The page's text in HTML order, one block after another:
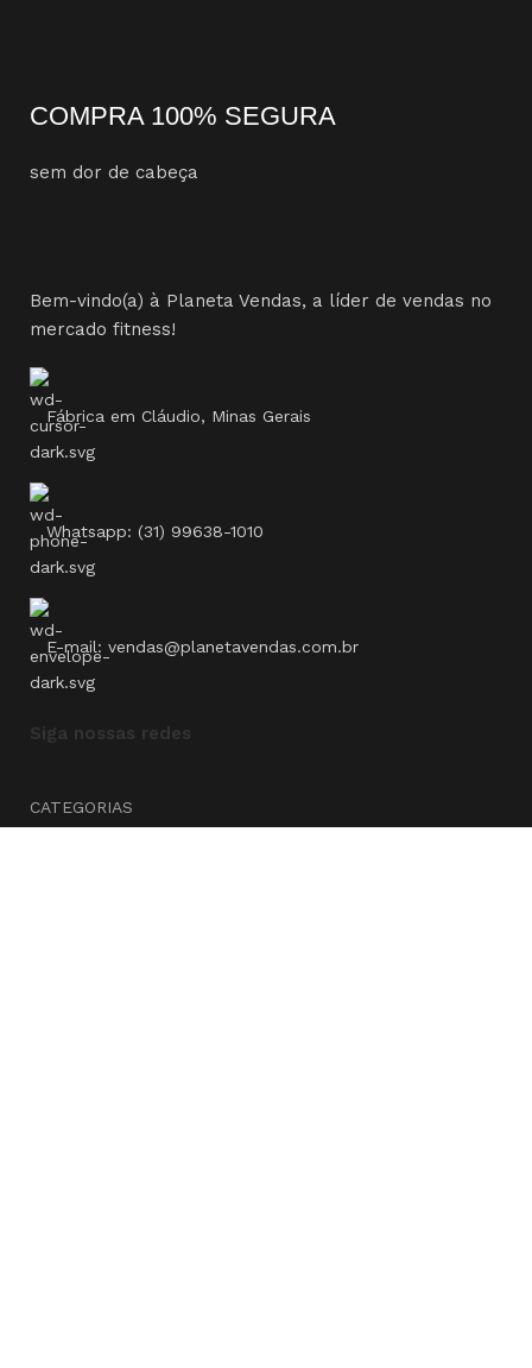
COMPRA 100% SEGURA
sem dor de cabeça
Bem-vindo(a) à Planeta Vendas, a líder de vendas no
mercado fitness!
Fábrica em Cláudio, Minas Gerais
Whatsapp: (31) 99638-1010
E-mail: vendas@planetavendas.com.br
Siga nossas redes
CATEGORIAS